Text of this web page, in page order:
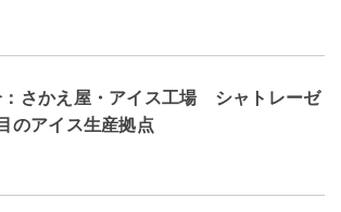
：さかえ屋・アイス工場 シャトレーゼ
のアイス生産拠点